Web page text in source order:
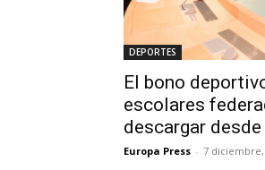
DEPORTES
El bono
escolares
descargar
Europa Press - 7 diciembre,